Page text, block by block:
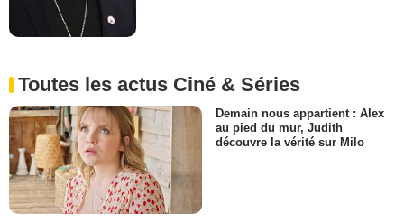
Toutes les actus Ciné & Séries
Demain nous appartient : Alex
au pied du mur, Judith
découvre la vérité sur Milo